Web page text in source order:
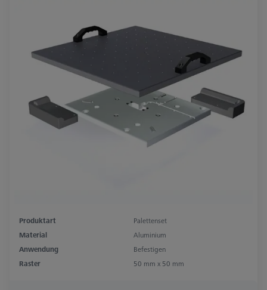
Produktart
Palettenset
Material
Aluminium
Anwendung
Befestigen
Raster
50 mm x 50 mm